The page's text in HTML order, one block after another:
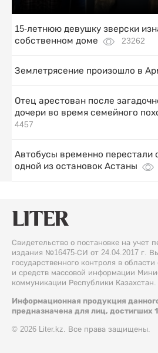
15-летнюю девушку зверски
собственном доме
23262
Землетрясение произошло в
Отец арестован после
дочери во время семейного
4457
Автобусы временно перестали
одной из остановок Астаны
Свидетельство о постановке на учет
издания №16475-СИ от 24.04.2017 г.
государственного контроля в
и средств массовой информации
коммуникации Республики Казахстан.
Информационная продукция
предназначена для лиц, достигших
© 2026 Liter.kz. Все права защищены.